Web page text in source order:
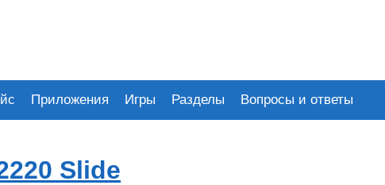
Приложения Игры Разделы Вопросы и ответы
Slide